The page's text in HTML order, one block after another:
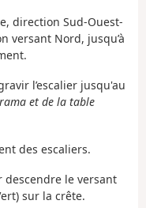
direction Sud-Ouest-
versant Nord, jusqu’à
l’escalier jusqu'au
et de la table
des escaliers.
descendre le versant
sur la crête.